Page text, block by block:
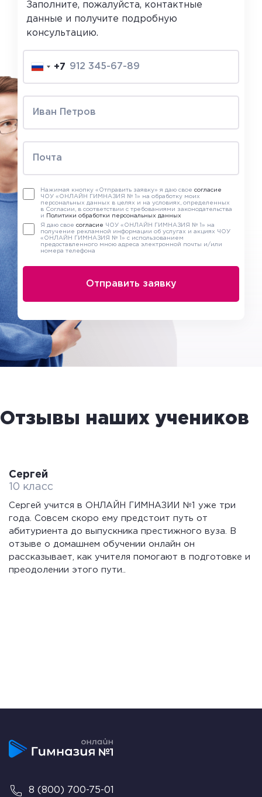
Заполните, пожалуйста, контактные
данные и получите подробную
консультацию.
+7
Нажимая кнопку «Отправить заявку» я даю свое согласие
ЧОУ «ОНЛАЙН ГИМНАЗИЯ № 1» на обработку моих
персональных данных в целях и на условиях, определенных
в Согласии, в соответствии с требованиями законодательства
и
Политики обработки персональных данных
Я даю свое согласие ЧОУ «ОНЛАЙН ГИМНАЗИЯ № 1» на
получение рекламной информации об услугах и акциях ЧОУ
«ОНЛАЙН ГИМНАЗИЯ № 1» с использованием
предоставленного мною адреса электронной почты и/или
номера телефона
Отзывы наших учеников
Сергей
10 класс
Сергей учится в ОНЛАЙН ГИМНАЗИИ №1 уже три
года. Совсем скоро ему предстоит путь от
абитуриента до выпускника престижного вуза. В
отзыве о домашнем обучении онлайн он
рассказывает, как учителя помогают в подготовке и
преодолении этого пути..
8 (800) 700-75-01